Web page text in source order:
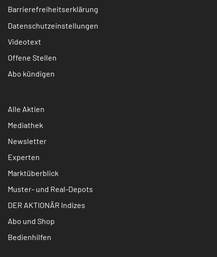
Barrierefreiheitserklärung
Datenschutzeinstellungen
Videotext
Offene Stellen
Abo kündigen
Alle Aktien
Mediathek
Newsletter
Experten
Marktüberblick
Muster- und Real-Depots
DER AKTIONÄR Indizes
Abo und Shop
Bedienhilfen